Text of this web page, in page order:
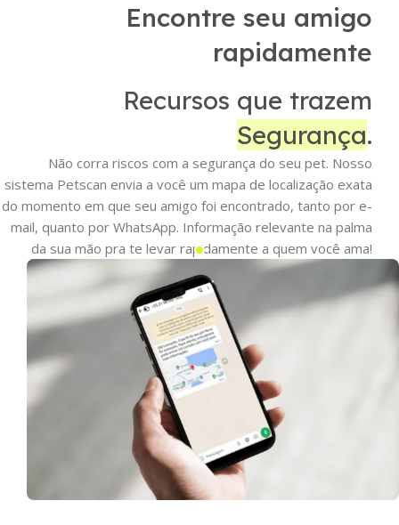
Encontre seu amigo
rapidamente
Recursos que trazem
Segurança.
Não corra riscos com a segurança do seu pet. Nosso
sistema Petscan envia a você um mapa de localização exata
do momento em que seu amigo foi encontrado, tanto por e-
mail, quanto por WhatsApp. Informação relevante na palma
da sua mão pra te levar rapidamente a quem você ama!